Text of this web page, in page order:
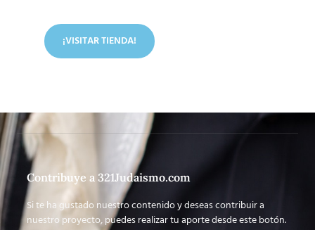
¡VISITAR TIENDA!
Contribuye a 321Judaismo.com
Si te ha gustado nuestro contenido y deseas contribuir a
nuestro proyecto, puedes realizar tu aporte desde este botón.